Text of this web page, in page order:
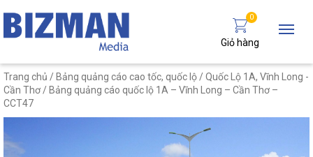
0
Giỏ hàng
Trang chủ / Bảng quảng cáo cao tốc, quốc lộ /Quốc Lộ 1A, Vĩnh Long -
Cần Thơ / Bảng quảng cáo quốc lộ 1A – Vĩnh Long – Cần Thơ –
CCT47